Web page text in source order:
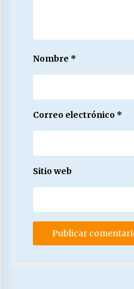
Nombre *
Correo electrónico *
Sitio web